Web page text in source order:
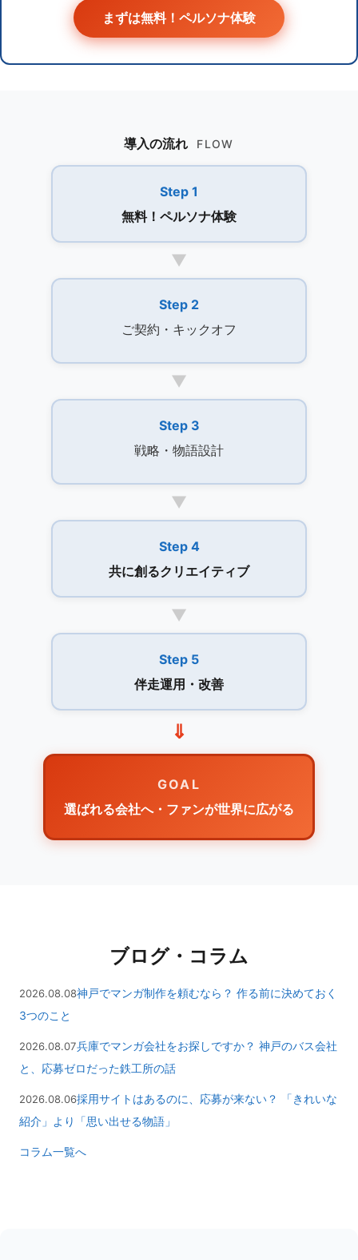
まずは無料！ペルソナ体験
導入の流れ FLOW
Step 1
無料！ペルソナ体験
▼
Step 2
ご契約・キックオフ
▼
Step 3
戦略・物語設計
▼
Step 4
共に創るクリエイティブ
▼
Step 5
伴走運用・改善
⇓
GOAL
選ばれる会社へ・ファンが世界に広がる
ブログ・コラム
2026.08.08神戸でマンガ制作を頼むなら？ 作る前に決めておく
3つのこと
2026.08.07兵庫でマンガ会社をお探しですか？ 神戸のバス会社
と、応募ゼロだった鉄工所の話
2026.08.06採用サイトはあるのに、応募が来ない？ 「きれいな
紹介」より「思い出せる物語」
コラム一覧へ